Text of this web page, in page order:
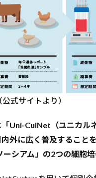
式サイトより）
「Uni-CulNet（ユニカ
外に広く普及すること
シアム」の2つの細胞